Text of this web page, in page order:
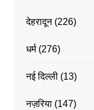
देहरादून(226)
धर्म(276)
नई दिल्ली(13)
नज़रिया(147)